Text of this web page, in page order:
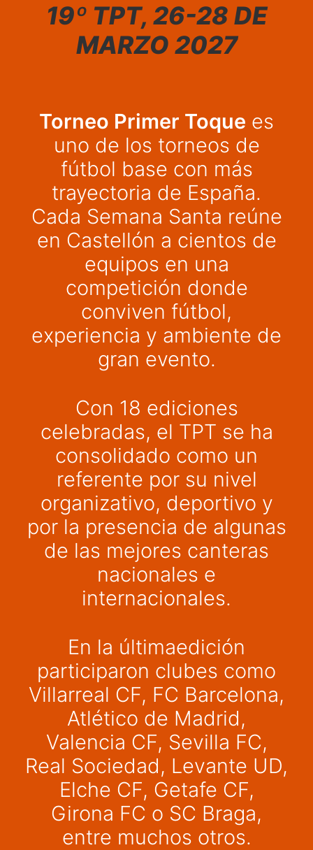
19º TPT, 26-28 DE
MARZO 2027
Torneo Primer Toque es
uno de los torneos de
fútbol base con más
trayectoria de España.
Cada Semana Santa reúne
en Castellón a cientos de
equipos en una
competición donde
conviven fútbol,
experiencia y ambiente de
gran evento.
Con 18 ediciones
celebradas, el TPT se ha
consolidado como un
referente por su nivel
organizativo, deportivo y
por la presencia de algunas
de las mejores canteras
nacionales e
internacionales.
En la últimaedición
participaron clubes como
Villarreal CF, FC Barcelona,
Atlético de Madrid,
Valencia CF, Sevilla FC,
Real Sociedad, Levante UD,
Elche CF, Getafe CF,
Girona FC o SC Braga,
entre muchos otros.